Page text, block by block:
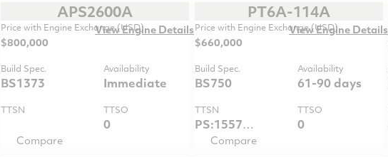
APS2600A
View Engine Details
Price with Engine Exchange (USD)
$800,000
Build Spec.
BS1373
Availability
Immediate
TTSN TTSO
0
Compare
PT6A-114A
View Engine Details
Price with Engine Exchange (USD)
$660,000
Build Spec.
BS750
Availability
61-90 days
TTSN
PS:15573.7 / GG:15573.7
TTSO
0
Compare